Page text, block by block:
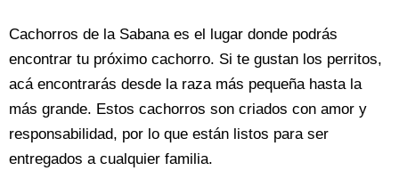
Cachorros de la Sabana es el lugar donde podrás
encontrar tu próximo cachorro. Si te gustan los perritos,
acá encontrarás desde la raza más pequeña hasta la
más grande. Estos cachorros son criados con amor y
responsabilidad, por lo que están listos para ser
entregados a cualquier familia.